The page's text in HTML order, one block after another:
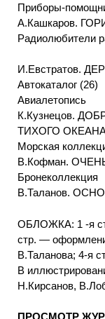
Приборы-
A.Кашкаров.
Радиолюбители
И.Евстратов.
Автокаталог (26)
Авиалетопись
К.Кузнецов.
ТИХОГО ОКЕАНА
Морская
B.Кофман.
Бронеколлекция
В.Таланов.
ОБЛОЖКА: 1 -я
стр. —
В.Таланова; 4-я
В
Н.Кирсанов,